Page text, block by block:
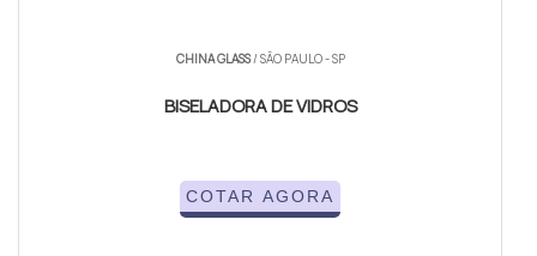
CHINA GLASS/ SÃO PAULO - SP
BISELADORA DE VIDROS
COTAR AGORA